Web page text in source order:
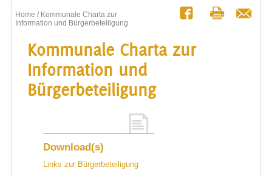
Home / Kommunale Charta zur
Information und Bürgerbeteiligung
Kommunale Charta zur
Information und
Bürgerbeteiligung
Download(s)
Links zur Bürgerbeteiligung